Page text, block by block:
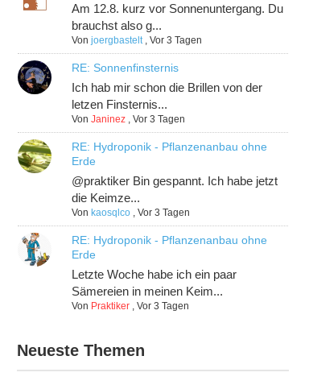
Am 12.8. kurz vor Sonnenuntergang. Du
brauchst also g...
Vonjoergbastelt ,Vor 3 Tagen
RE: Sonnenfinsternis
Ich hab mir schon die Brillen von der
letzen Finsternis...
VonJaninez ,Vor 3 Tagen
RE: Hydroponik - Pflanzenanbau ohne
Erde
@praktiker Bin gespannt. Ich habe jetzt
die Keimze...
Vonkaosqlco ,Vor 3 Tagen
RE: Hydroponik - Pflanzenanbau ohne
Erde
Letzte Woche habe ich ein paar
Sämereien in meinen Keim...
Von Praktiker ,Vor 3 Tagen
Neueste Themen